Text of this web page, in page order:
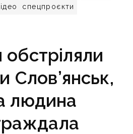
спецпроєкти
обстріляли
Слов’янськ,
людина